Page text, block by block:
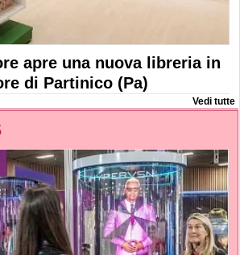
apre una nuova libreria in
di Partinico (Pa)
Vedi tutte